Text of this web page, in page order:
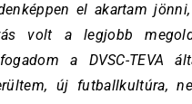
el akartam
volt a legjobb
a DVSC-TEVA
új futballkultúra,